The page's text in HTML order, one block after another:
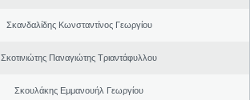
Σκανδαλίδης Κωνσταντίνος Γεωργίου
Σκοτινιώτης Παναγιώτης Τριαντάφυλλου
Σκουλάκης Εμμανουήλ Γεωργίου